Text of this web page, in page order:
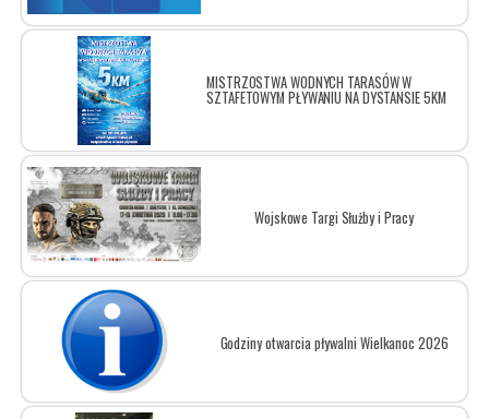
MISTRZOSTWA WODNYCH TARASÓW W
SZTAFETOWYM PŁYWANIU NA DYSTANSIE 5KM
Wojskowe Targi Służby i Pracy
Godziny otwarcia pływalni Wielkanoc 2026